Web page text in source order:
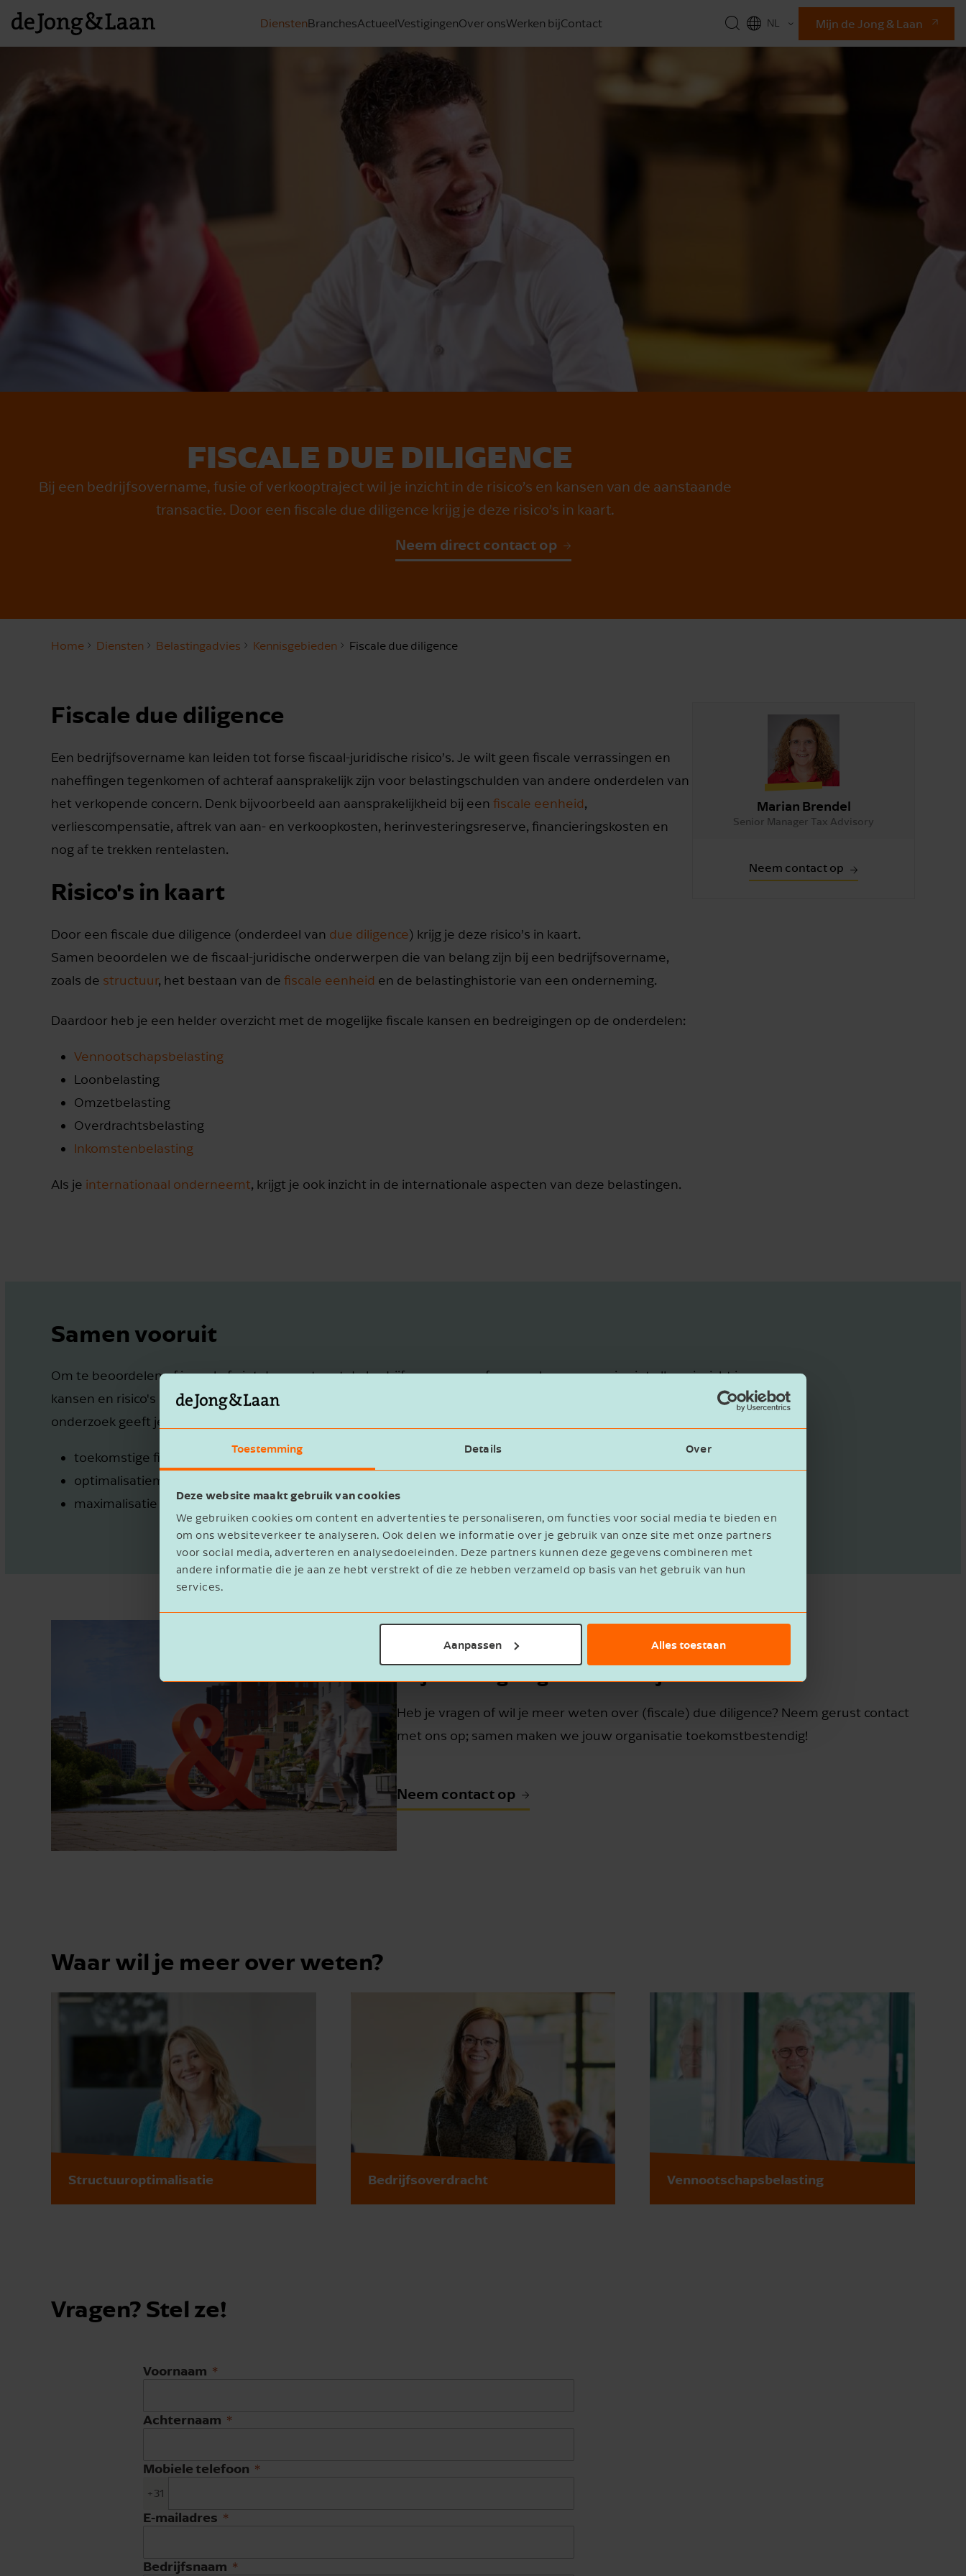
Toestemming Details Over
Deze website maakt gebruik van cookies
We gebruiken cookies om content en advertenties te personaliseren, om functies voor social media te bieden en
om ons websiteverkeer te analyseren. Ook delen we informatie over je gebruik van onze site met onze partners
voor social media, adverteren en analysedoeleinden. Deze partners kunnen deze gegevens combineren met
andere informatie die je aan ze hebt verstrekt of die ze hebben verzameld op basis van het gebruik van hun
services.
Aanpassen Alles toestaan
DienstenBranchesActueelVestigingenOver onsWerken bijContact
EN
NL Mijn de Jong & Laan
FISCALE DUE DILIGENCE
Bij een bedrijfsovername, fusie of verkooptraject wil je inzicht in de risico’s en kansen van de aanstaande
transactie. Door een fiscale due diligence krijg je deze risico’s in kaart.
Neem direct contact op
Home Diensten Belastingadvies Kennisgebieden Fiscale due diligence
Fiscale due diligence
Een bedrijfsovername kan leiden tot forse fiscaal-juridische risico’s. Je wilt geen fiscale verrassingen en
naheffingen tegenkomen of achteraf aansprakelijk zijn voor belastingschulden van andere onderdelen van
het verkopende concern. Denk bijvoorbeeld aan aansprakelijkheid bij een fiscale eenheid,
verliescompensatie, aftrek van aan- en verkoopkosten, herinvesteringsreserve, financieringskosten en
nog af te trekken rentelasten.
Risico's in kaart
Door een fiscale due diligence (onderdeel van due diligence) krijg je deze risico’s in kaart.
Samen beoordelen we de fiscaal-juridische onderwerpen die van belang zijn bij een bedrijfsovername,
zoals de structuur, het bestaan van de fiscale eenheid en de belastinghistorie van een onderneming.
Daardoor heb je een helder overzicht met de mogelijke fiscale kansen en bedreigingen op de onderdelen:
Vennootschapsbelasting
Loonbelasting
Omzetbelasting
Overdrachtsbelasting
Inkomstenbelasting
Als je internationaal onderneemt, krijgt je ook inzicht in de internationale aspecten van deze belastingen.
Marian Brendel
Senior Manager Tax Advisory
Neem contact op
Samen vooruit
Om te beoordelen of je wel of niet doorgaat met de bedrijfsovername of een verkoopproces, is niet alleen inzicht in
kansen en risico's uit het verleden belangrijk, maar óók inzicht in toekomstige kansen. Een fiscaal due diligence
onderzoek geeft je inzicht in:
toekomstige fiscale risico’s en het voorkomen hiervan;
optimalisatiemogelijkheden van de bedrijfsstructuur na overname of ten behoeve van verkoop;
maximalisatie van de renteaftrek van eventuele financieringen.
Heb je vragen of wil je meer weten over (fiscale) due diligence? Neem gerust contact
met ons op; samen maken we jouw organisatie toekomstbestendig!
Neem contact op
Waar wil je meer over weten?
Structuuroptimalisatie Bedrijfsoverdracht Vennootschapsbelasting
Vragen? Stel ze!
Voornaam
Achternaam
Mobiele telefoon
+31
E-mailadres
Bedrijfsnaam